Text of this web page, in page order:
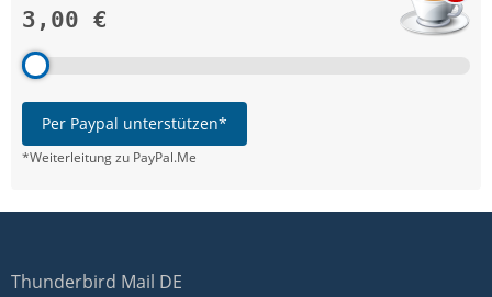
3,00 €
Per Paypal unterstützen*
*Weiterleitung zu PayPal.Me
Thunderbird Mail DE